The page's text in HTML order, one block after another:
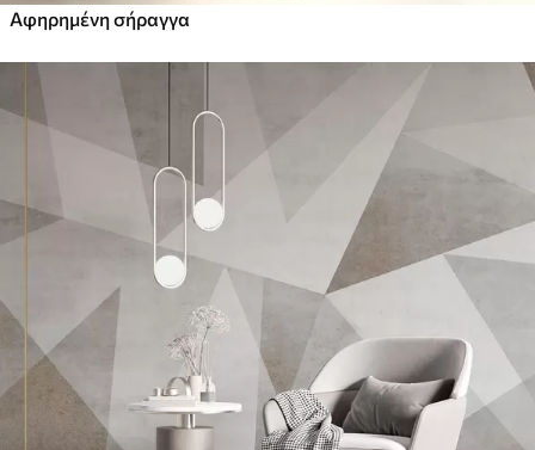
Αφηρημένη σήραγγα